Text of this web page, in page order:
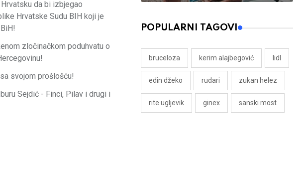
da bi izbjegao
Hrvatske Sudu BIH koji je
zločinačkom poduhvatu o
svojom prošlošću!
Sejdić - Finci, Pilav i drugi i
POPULARNI TAGOVI
bruceloza kerim alajbegović lidl
edin džeko rudari zukan helez
rite ugljevik ginex sanski most